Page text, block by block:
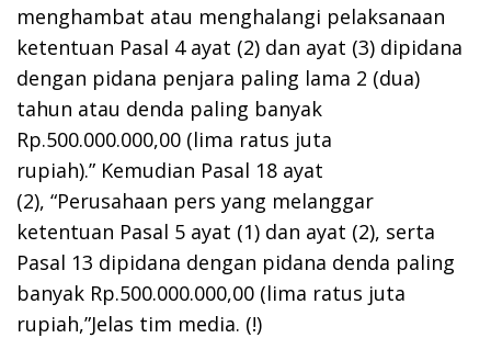
menghambat atau menghalangi pelaksanaan
ketentuan Pasal 4 ayat (2) dan ayat (3) dipidana
dengan pidana penjara paling lama 2 (dua)
tahun atau denda paling banyak
Rp.500.000.000,00 (lima ratus juta
rupiah).” Kemudian Pasal 18 ayat
(2), “Perusahaan pers yang melanggar
ketentuan Pasal 5 ayat (1) dan ayat (2), serta
Pasal 13 dipidana dengan pidana denda paling
banyak Rp.500.000.000,00 (lima ratus juta
rupiah,”Jelas tim media. (!)